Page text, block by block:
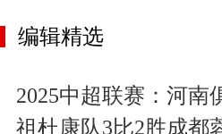
编辑精选
2025中超联赛：河南
祖杜康队3比2胜成都